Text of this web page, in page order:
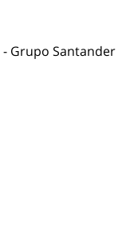
Grupo Santander